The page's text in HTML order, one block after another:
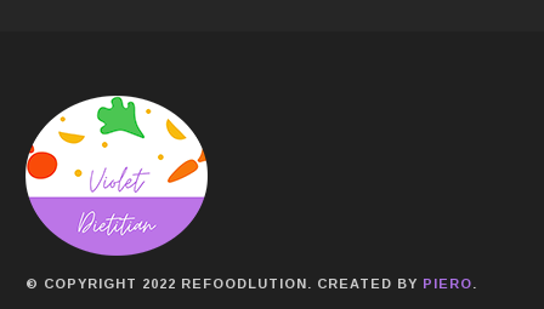
© COPYRIGHT 2022 REFOODLUTION. CREATED BY PIERO